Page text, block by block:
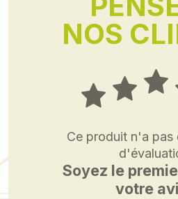
NOS
Ce produit n'a pas
Soyez le
votre